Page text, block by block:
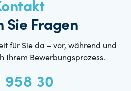
Sie Fragen
für Sie da – vor, während und
Ihrem Bewerbungsprozess.
958 30